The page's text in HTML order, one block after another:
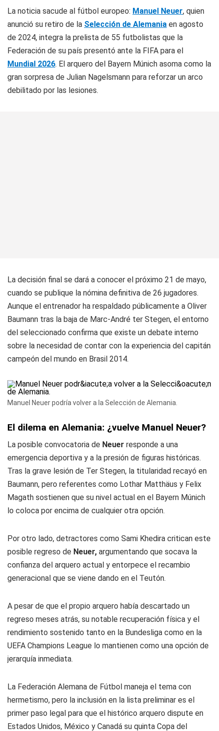
La noticia sacude al fútbol europeo: Manuel Neuer, quien
anunció su retiro de la Selección de Alemania en agosto
de 2024, integra la prelista de 55 futbolistas que la
Federación de su país presentó ante la FIFA para el
Mundial 2026. El arquero del Bayern Múnich asoma como la
gran sorpresa de Julian Nagelsmann para reforzar un arco
debilitado por las lesiones.
La decisión final se dará a conocer el próximo 21 de mayo,
cuando se publique la nómina definitiva de 26 jugadores.
Aunque el entrenador ha respaldado públicamente a Oliver
Baumann tras la baja de Marc-André ter Stegen, el entorno
del seleccionado confirma que existe un debate interno
sobre la necesidad de contar con la experiencia del capitán
campeón del mundo en Brasil 2014.
Manuel Neuer podría volver a la Selección de Alemania.
El dilema en Alemania: ¿vuelve Manuel Neuer?
La posible convocatoria de Neuer responde a una
emergencia deportiva y a la presión de figuras históricas.
Tras la grave lesión de Ter Stegen, la titularidad recayó en
Baumann, pero referentes como Lothar Matthäus y Felix
Magath sostienen que su nivel actual en el Bayern Múnich
lo coloca por encima de cualquier otra opción.
Por otro lado, detractores como Sami Khedira critican este
posible regreso de Neuer, argumentando que socava la
confianza del arquero actual y entorpece el recambio
generacional que se viene dando en el Teutón.
A pesar de que el propio arquero había descartado un
regreso meses atrás, su notable recuperación física y el
rendimiento sostenido tanto en la Bundesliga como en la
UEFA Champions League lo mantienen como una opción de
jerarquía inmediata.
La Federación Alemana de Fútbol maneja el tema con
hermetismo, pero la inclusión en la lista preliminar es el
primer paso legal para que el histórico arquero dispute en
Estados Unidos, México y Canadá su quinta Copa del